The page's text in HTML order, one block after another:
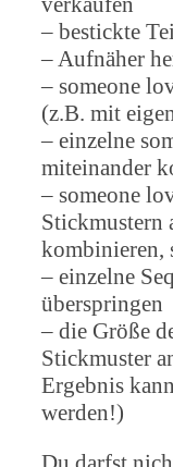
– bestickte
– Aufnäher
– someone
(z.B. mit
– einzelne
miteinander
– someone
Stickmustern
kombinieren,
– einzelne
überspringen
– die Größe
Stickmuster
Ergebnis
werden!)